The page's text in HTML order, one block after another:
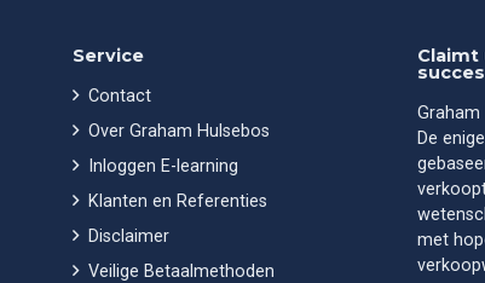
Service
Contact
Over Graham Hulsebos
Inloggen E-learning
Klanten en Referenties
Disclaimer
Veilige Betaalmethoden
Claimt
Graham
De
met